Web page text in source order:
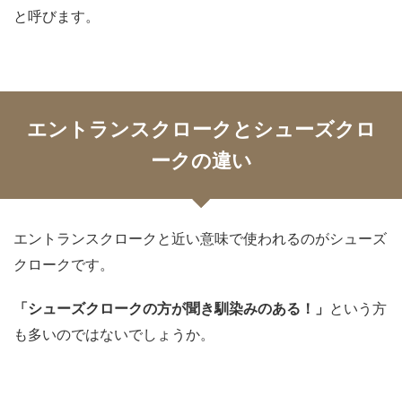
と呼びます。
エントランスクロークとシューズクロ
ークの違い
エントランスクロークと近い意味で使われるのがシューズ
クロークです。
「シューズクロークの方が聞き馴染みのある！」 という方
も多いのではないでしょうか。